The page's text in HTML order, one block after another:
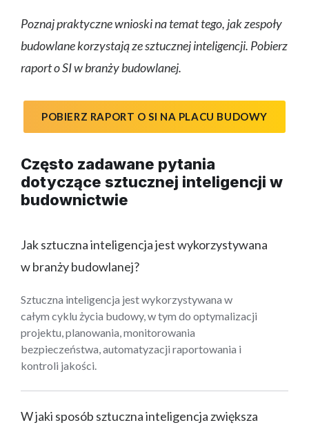
Poznaj praktyczne wnioski na temat tego, jak zespoły
budowlane korzystają ze sztucznej inteligencji. Pobierz
raport o SI w branży budowlanej.
POBIERZ RAPORT O SI NA PLACU BUDOWY
Często zadawane pytania
dotyczące sztucznej inteligencji w
budownictwie
Jak sztuczna inteligencja jest wykorzystywana
w branży budowlanej?
Sztuczna inteligencja jest wykorzystywana w
całym cyklu życia budowy, w tym do optymalizacji
projektu, planowania, monitorowania
bezpieczeństwa, automatyzacji raportowania i
kontroli jakości.
W jaki sposób sztuczna inteligencja zwiększa